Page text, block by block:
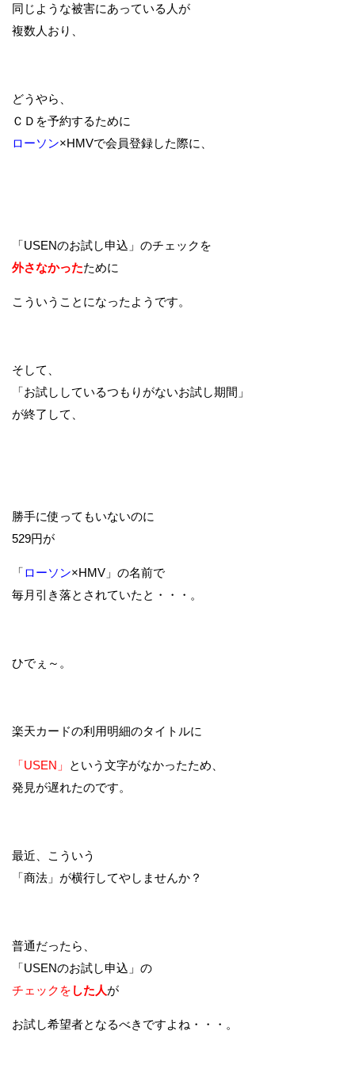
同じような被害にあっている人が
複数人おり、
どうやら、
ＣＤを予約するために
ローソン×HMVで会員登録した際に、
「USENのお試し申込」のチェックを
外さなかったために
こういうことになったようです。
そして、
「お試ししているつもりがないお試し期間」
が終了して、
勝手に使ってもいないのに
529円が
「ローソン×HMV」の名前で
毎月引き落とされていたと・・・。
ひでぇ～。
楽天カードの利用明細のタイトルに
「USEN」
という文字がなかったため、
発見が遅れたのです。
最近、こういう
「商法」が横行してやしませんか？
普通だったら、
「USENのお試し申込」の
チェックを した人が
お試し希望者となるべきですよね・・・。